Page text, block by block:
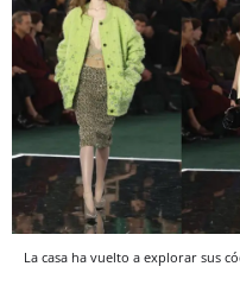
La casa ha vuelto a explorar sus